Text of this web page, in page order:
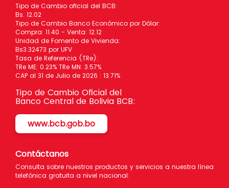
Tipo de Cambio oficial del BCB:
Bs. 12.02
Tipo de Cambio Banco Económico por Dólar:
Compra: 11.40 - Venta: 12.12
Unidad de Fomento de Vivienda:
Bs3.32473 por UFV
Tasa de Referencia (TRe):
TRe ME: 0.23% TRe MN: 3.57%
CAP al 31 de Julio de 2026 : 13.71%
Tipo de Cambio Oficial del
Banco Central de Bolivia BCB:
www.bcb.gob.bo
Contáctanos
Consulta sobre nuestros productos y servicios a nuestra línea
telefónica gratuita a nivel nacional: